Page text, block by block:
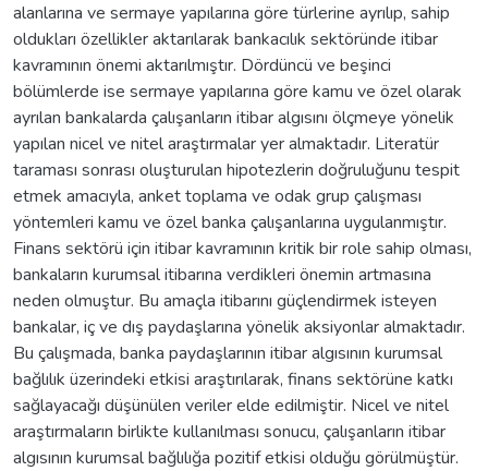
alanlarına ve sermaye yapılarına göre türlerine ayrılıp, sahip
oldukları özellikler aktarılarak bankacılık sektöründe itibar
kavramının önemi aktarılmıştır. Dördüncü ve beşinci
bölümlerde ise sermaye yapılarına göre kamu ve özel olarak
ayrılan bankalarda çalışanların itibar algısını ölçmeye yönelik
yapılan nicel ve nitel araştırmalar yer almaktadır. Literatür
taraması sonrası oluşturulan hipotezlerin doğruluğunu tespit
etmek amacıyla, anket toplama ve odak grup çalışması
yöntemleri kamu ve özel banka çalışanlarına uygulanmıştır.
Finans sektörü için itibar kavramının kritik bir role sahip olması,
bankaların kurumsal itibarına verdikleri önemin artmasına
neden olmuştur. Bu amaçla itibarını güçlendirmek isteyen
bankalar, iç ve dış paydaşlarına yönelik aksiyonlar almaktadır.
Bu çalışmada, banka paydaşlarının itibar algısının kurumsal
bağlılık üzerindeki etkisi araştırılarak, finans sektörüne katkı
sağlayacağı düşünülen veriler elde edilmiştir. Nicel ve nitel
araştırmaların birlikte kullanılması sonucu, çalışanların itibar
algısının kurumsal bağlılığa pozitif etkisi olduğu görülmüştür.